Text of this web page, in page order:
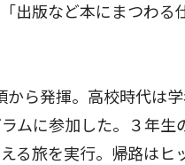
出版など本にまつわる
ら発揮。高校時代は
ムに参加した。３年生
る旅を実行。帰路はヒ